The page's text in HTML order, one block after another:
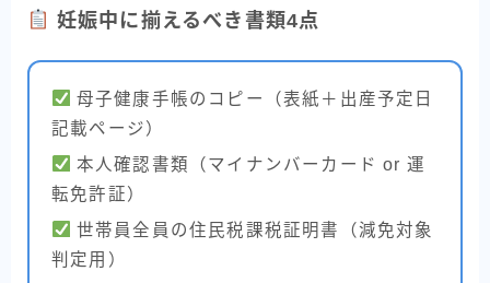
妊娠中に揃えるべき書類4点
母子健康手帳のコピー（表紙＋出産予定日
記載ページ）
本人確認書類（マイナンバーカード or 運
転免許証）
世帯員全員の住民税課税証明書（減免対象
判定用）